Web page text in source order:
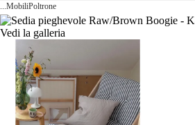
...MobiliPoltrone
Vedi la galleria